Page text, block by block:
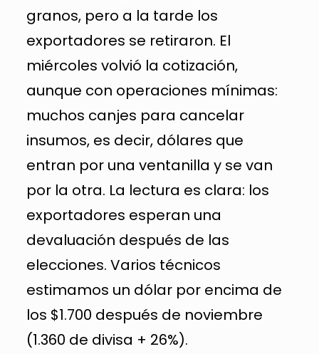
granos, pero a la tarde los
exportadores se retiraron. El
miércoles volvió la cotización,
aunque con operaciones mínimas:
muchos canjes para cancelar
insumos, es decir, dólares que
entran por una ventanilla y se van
por la otra. La lectura es clara: los
exportadores esperan una
devaluación después de las
elecciones. Varios técnicos
estimamos un dólar por encima de
los $1.700 después de noviembre
(1.360 de divisa + 26%).